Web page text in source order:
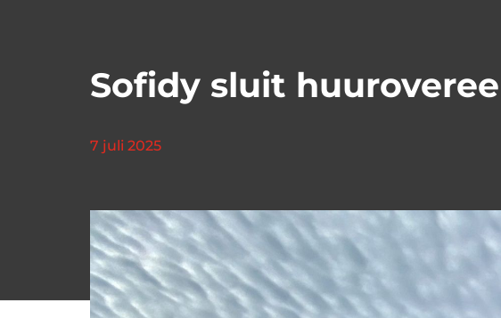
Sofidy sluit
7 juli 2025